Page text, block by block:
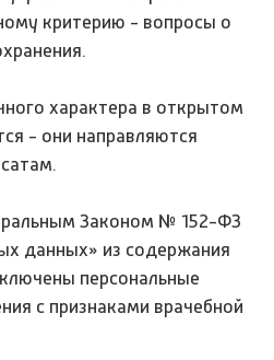
критерию - вопросы о
характера в открытом
- они направляются
Законом № 152-ФЗ
данных» из содержания
персональные
с признаками врачебной